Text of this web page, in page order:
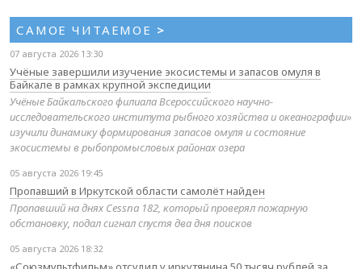
САМОЕ ЧИТАЕМОЕ >
07 августа 2026 13:30
Учёные завершили изучение экосистемы и запасов омуля в
Байкале в рамках крупной экспедиции
Учёные Байкальского филиала Всероссийского научно-
исследовательского института рыбного хозяйства и океанографии»
изучили динамику формирования запасов омуля и состояние
экосистемы в рыбопромысловых районах озера
05 августа 2026 19:45
Пропавший в Иркутской области самолёт найден
Пропавший на днях Cessna 182, который проверял пожарную
обстановку, подал сигнал спустя два дня поисков
05 августа 2026 18:32